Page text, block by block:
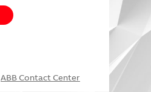
ABB Contact Center